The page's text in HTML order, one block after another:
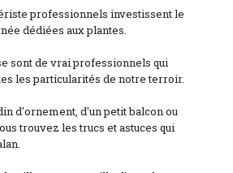
professionnels investissent le
dédiées aux plantes.
sont de vrai professionnels qui
les particularités de notre terroir.
d'ornement, d'un petit balcon ou
trouvez les trucs et astuces qui